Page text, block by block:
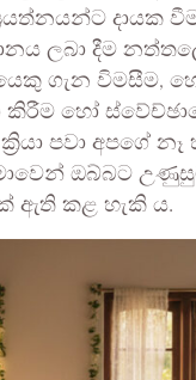
දායක
ලබා දීම
ගැන විමසීම,
කිරීම හෝ
පවා අපගේ නෑ
ඔබ්බට
ඇති කළ හැකි ය.